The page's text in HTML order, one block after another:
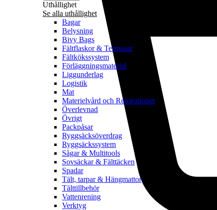
Uthållighet
Se alla uthållighet
Bagar
Belysning
Bivy Bags
Fältflaskor & Termosar
Fältkökssystem
Förläggningsmaterial
Liggunderlag
Logistik
Mat
Materielvård och Reparationer
Överlevnad
Övrigt
Packpåsar
Ryggsäcksöverdrag
Ryggsäckssystem
Sågar & Multitools
Sovsäckar & Fälttäcken
Spadar
Tält, tarpar & Hängmattor
Tälttillbehör
Vattenrening
Verktyg